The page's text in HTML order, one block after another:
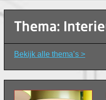
Thema:
Bekijk alle thema’s >